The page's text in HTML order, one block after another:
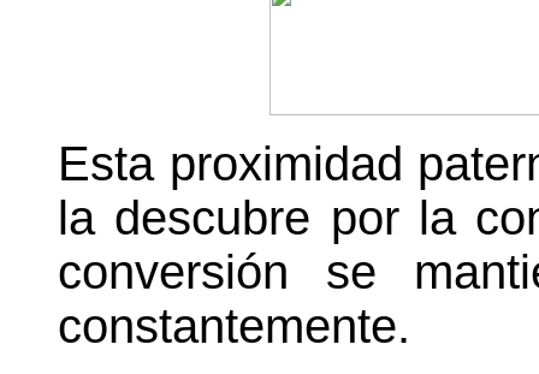
Esta proximidad
la descubre por la
conversión se
constantemente.